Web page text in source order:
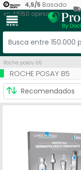
4,5/5 Basado
en48150 opiniones
menu
Roche posay b5
ROCHE POSAY B5